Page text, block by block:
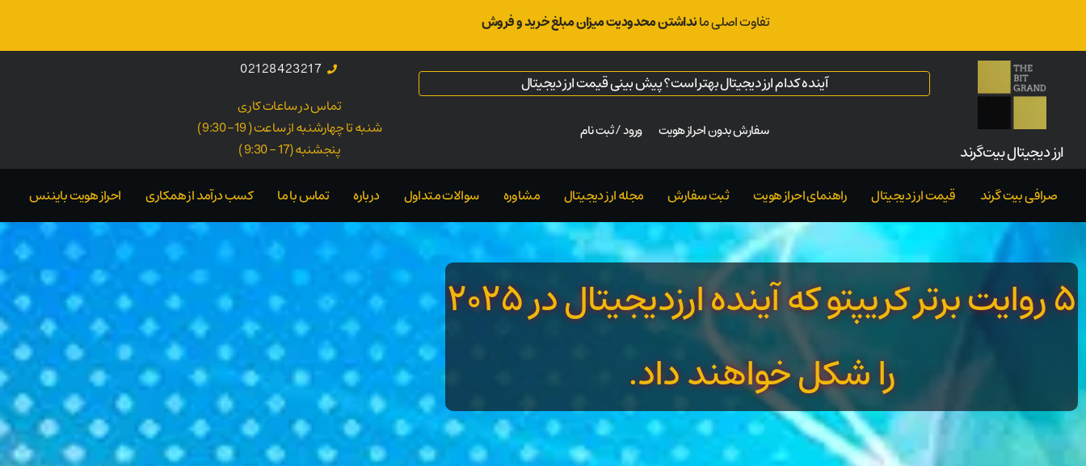
تفاوت اصلی مانداشتن محدودیت میزان مبلغ خرید و فروش
ارز‌ دیجیتال بیت‌گرند
آینده کدام ارز دیجیتال بهتر است؟ پیش بینی قیمت ارز دیجیتال
سفارش بدون احراز هویت ورود / ثبت نام
02128423217
تماس در ساعات کاری
شنبه تا چهارشنبه از ساعت ( 19- 9:30 )
پنجشنبه (17 - 9:30 )
صرافی بیت گرند قیمت ارز دیجیتال راهنمای احراز هویت ثبت سفارش مجله ارز دیجیتال مشاوره سوالات متداول درباره تماس با ما کسب درآمد از همکاری احراز هویت بایننس
۵ روایت برتر کریپتو که آینده ارزدیجیتال در ۲۰۲۵
را شکل خواهند داد.